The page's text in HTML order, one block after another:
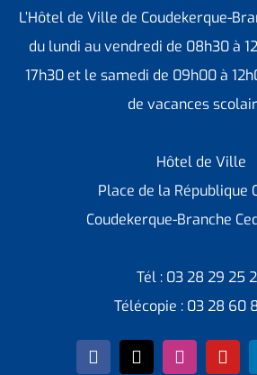
L’Hôtel de Ville de Coudekerque-
du lundi au vendredi de 08h30 à
17h30 et le samedi de 09h00 à
de vacances
Hôtel de Ville
Place de la République
Coudekerque-Branche
Tél : 03 28 29 25
Télécopie : 03 28 60